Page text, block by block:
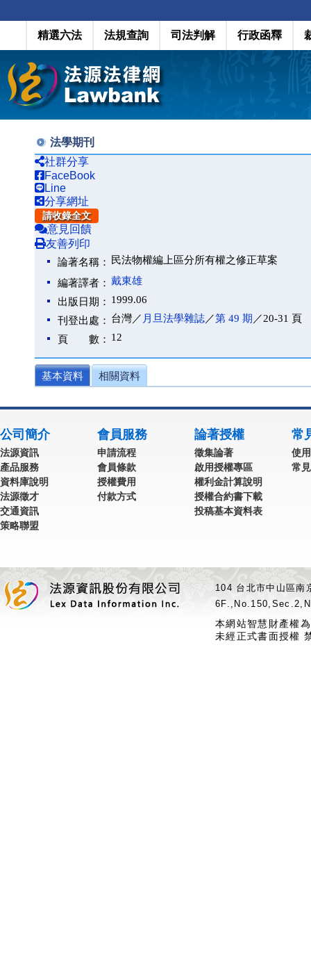
精選六法 法規查詢 司法判解 行政函釋
法學期刊
社群分享
FaceBook
Line
分享網址
請收錄全文
意見回饋
友善列印
論著名稱： 民法物權編上區分所有權之修正草案
編著譯者： 戴東雄
出版日期： 1999.06
刊登出處： 台灣／ 月旦法學雜誌／第 49 期 ／20-31 頁
頁 數： 12
基本資料 相關資料
公司簡介
法源資訊
產品服務
資料庫說明
法源徵才
交通資訊
策略聯盟
會員服務
申請流程
會員條款
授權費用
付款方式
論著授權
徵集論著
啟用授權專區
權利金計算說明
授權合約書下載
投稿基本資料表
常
使
常
104 台北市中山區
本網站智慧財產權
未經正式書面授權